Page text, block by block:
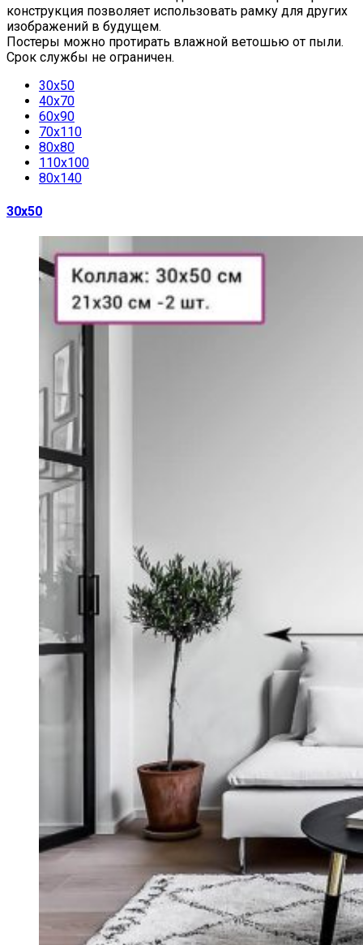
конструкция позволяет использовать рамку для других
изображений в будущем.
Постеры можно протирать влажной ветошью от пыли.
Срок службы не ограничен.
30х50
40х70
60х90
70х110
80х80
110х100
80х140
30х50